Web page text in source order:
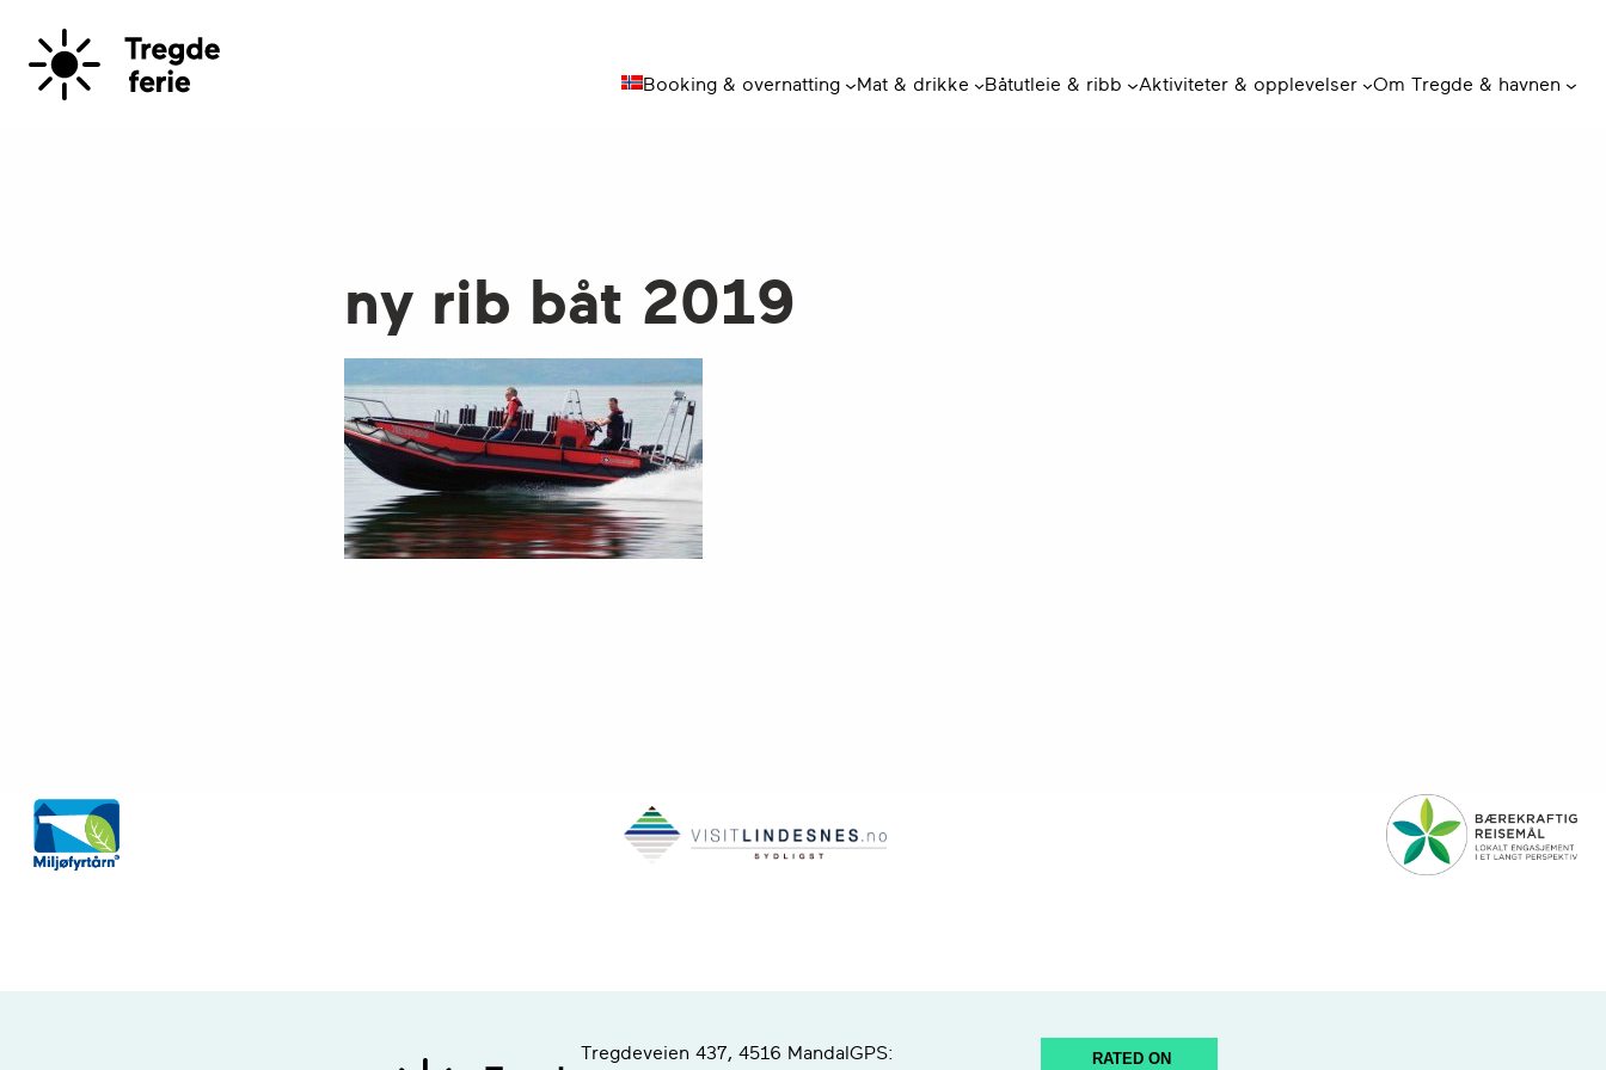
Booking & overnatting Mat & drikke Båtutleie & ribb Aktiviteter & opplevelser Om Tregde & havnen
ny rib båt 2019
Tregdeveien 437, 4516 Mandal GPS: RATED ON